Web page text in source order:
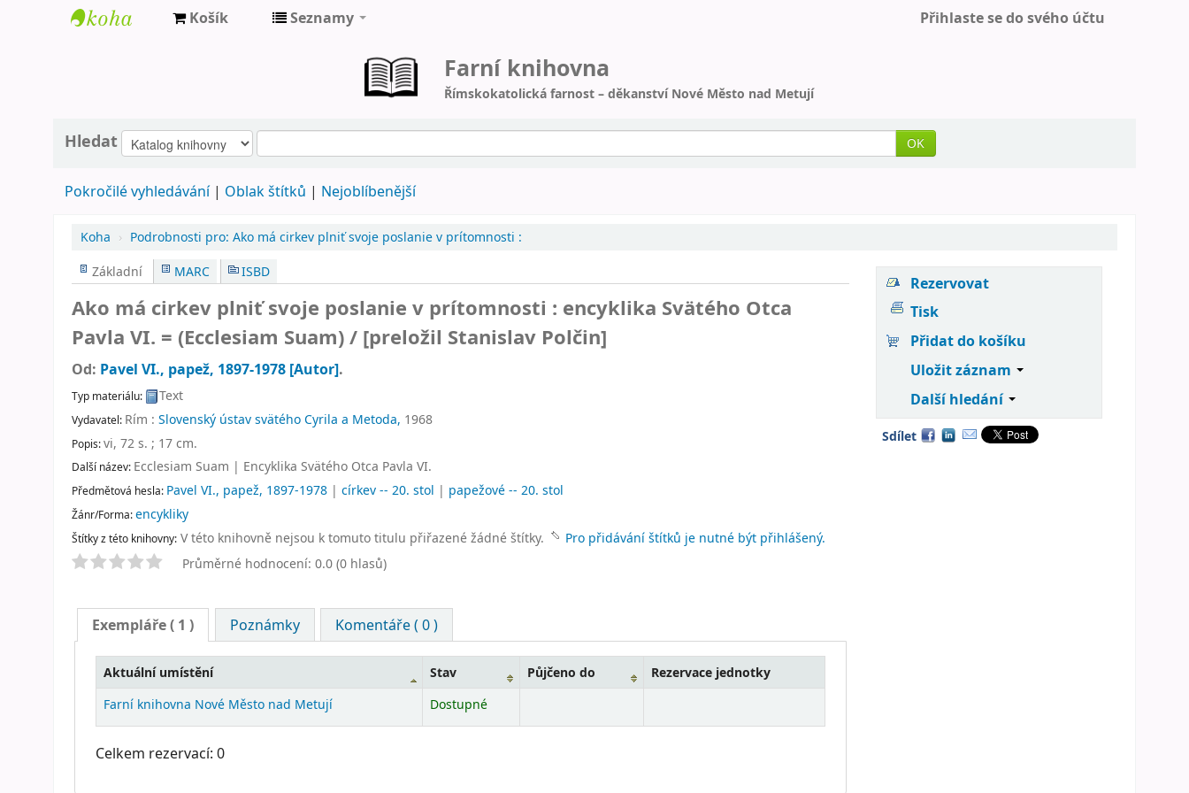
Město
Metují
Košík Seznamy Přihlaste se do svého účtu
Farní knihovna
Římskokatolická farnost – děkanství Nové Město nad Metují
Hledat OK
Pokročilé vyhledávání Oblak štítků Nejoblíbenější
Koha › Podrobnosti pro: Ako má cirkev plniť svoje poslanie v prítomnosti :
Základní MARC ISBD
Ako má cirkev plniť svoje poslanie v prítomnosti : encyklika Svätého Otca
Pavla VI. = (Ecclesiam Suam) / [preložil Stanislav Polčin]
Od: Pavel VI., papež, 1897-1978 [Autor].
Typ materiálu: Text
Vydavatel: Rím : Slovenský ústav svätého Cyrila a Metoda, 1968
Popis:vi, 72 s. ; 17 cm.
Další název: Ecclesiam Suam | Encyklika Svätého Otca Pavla VI.
Předmětová hesla: Pavel VI., papež, 1897-1978 | církev -- 20. stol | papežové -- 20. stol
Žánr/Forma:encykliky
Štítky z této knihovny: V této knihovně nejsou k tomuto titulu přiřazené žádné štítky.
Pro přidávání štítků je nutné být přihlášený.
Průměrné hodnocení: 0.0 (0 hlasů)
Exempláře( 1 ) Poznámky Komentáře ( 0 )
Aktuální umístění Stav Půjčeno do
Rezervace jednotky
Farní knihovna Nové Město nad Metují
Dostupné
Celkem rezervací: 0
Rezervovat
Tisk
Přidat do košíku
Uložit záznam
Další hledání
Sdílet